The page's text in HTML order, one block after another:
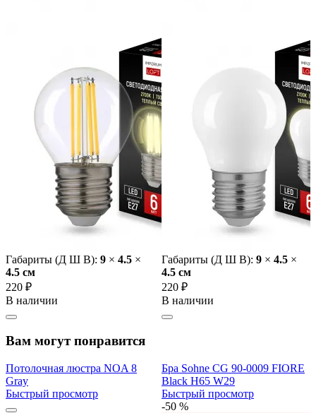
Габариты (Д Ш В): 9 × 4.5 ×
4.5 cм
220 ₽
В наличии
Габариты (Д Ш В): 9 × 4.5 ×
4.5 cм
220 ₽
В наличии
Вам могут понравится
Потолочная люстра NOA 8
Gray
Быстрый просмотр
Бра Sohne CG 90-0009 FIORE
Black H65 W29
Быстрый просмотр
-50 %